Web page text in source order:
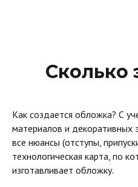
Сколько
Как создается обложка? С
материалов и декоративных
все нюансы (отступы,
технологическая карта, по
изготавливает обложку.